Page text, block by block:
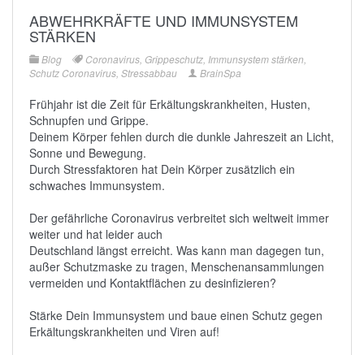
ABWEHRKRÄFTE UND IMMUNSYSTEM
STÄRKEN
Blog Coronavirus Grippeschutz Immunsystem stärken
Schutz Coronavirus Stressabbau BrainSpa
Frühjahr ist die Zeit für Erkältungskrankheiten, Husten,
Schnupfen und Grippe.
Deinem Körper fehlen durch die dunkle Jahreszeit an Licht,
Sonne und Bewegung.
Durch Stressfaktoren hat Dein Körper zusätzlich ein
schwaches Immunsystem.
Der gefährliche Coronavirus verbreitet sich weltweit immer
weiter und hat leider auch
Deutschland längst erreicht. Was kann man dagegen tun,
außer Schutzmaske zu tragen, Menschenansammlungen
vermeiden und Kontaktflächen zu desinfizieren?
Stärke Dein Immunsystem und baue einen Schutz gegen
Erkältungskrankheiten und Viren auf!